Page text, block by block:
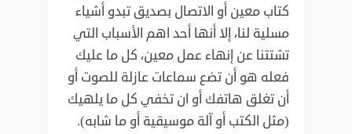
كتاب معين أو الاتصال بصديق تبدو أشياء
مسلية لنا، إلا أنها أحد ‏اهم الأسباب التي
تشتتنا عن إنهاء عمل معين، كل ما عليك
فعله هو أن تضع سماعات عازلة للصوت أو
أن ‏تغلق هاتفك أو ان تخفي كل ما يلهيك
(مثل الكتب أو آلة موسيقية أو ما شابه)‏‎.‎